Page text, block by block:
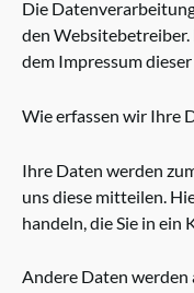
Die
den
dem Impressum
Wie erfassen wir Ihre
Ihre Daten werden
uns diese mitteilen.
handeln, die Sie in ein
Andere Daten werden